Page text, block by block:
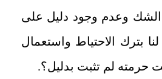
الشك وعدم وجود دليل على
بترك الاحتياط واستعمال
حرمته لم تثبت بدليل؟.